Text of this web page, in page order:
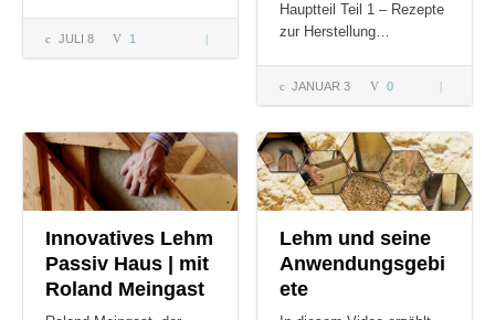
JULI 8 1
eines alten
Hauptteil Teil 1 – Rezepte
zur Herstellung…
JANUAR 3 0
– Auf der
Spur von
alten
Innovatives Lehm
Passiv Haus | mit
Roland Meingast
Lehm und seine
Anwendungsgebi
ete